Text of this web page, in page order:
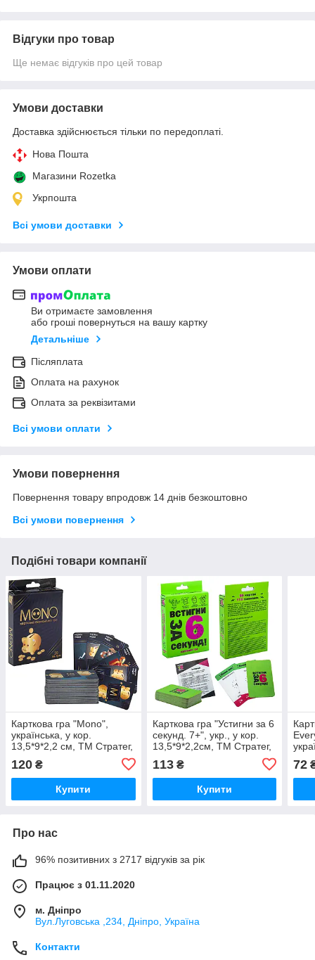
Відгуки про товар
Ще немає відгуків про цей товар
Умови доставки
Доставка здійснюється тільки по передоплаті.
Нова Пошта
Магазини Rozetka
Укрпошта
Всі умови доставки
Умови оплати
Ви отримаєте замовлення
або гроші повернуться на вашу картку
Детальніше
Післяплата
Оплата на рахунок
Оплата за реквізитами
Всі умови оплати
Умови повернення
Повернення товару впродовж 14 днів безкоштовно
Всі умови повернення
Подібні товари компанії
Карткова гра "Mono",
українська, у кор.
13,5*9*2,2 см, ТМ Стратег,
120 ₴
Купити
Карткова гра "Устигни за 6
секунд. 7+", укр., у кор.
13,5*9*2,2см, ТМ Стратег,
113₴
Купити
72
Про нас
96% позитивних з 2717 відгуків за рік
Працює з 01.11.2020
м. Дніпро
Вул.Луговська ,234, Дніпро, Україна
Контакти